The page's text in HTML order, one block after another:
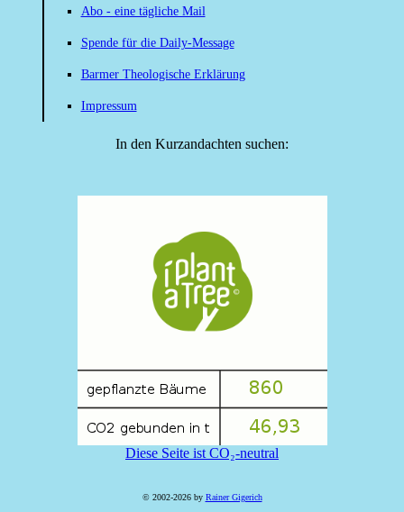
Abo - eine tägliche Mail
Spende für die Daily-Message
Barmer Theologische Erklärung
Impressum
In den Kurzandachten suchen:
Diese Seite ist CO₂-neutral
© 2002-2026 by Rainer Gigerich